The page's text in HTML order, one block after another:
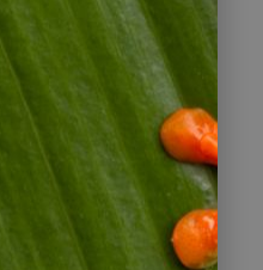
&
Sie — und
Reise Ihre